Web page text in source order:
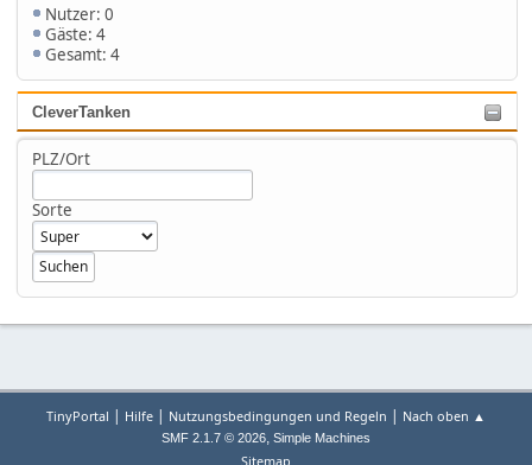
Nutzer: 0
Gäste: 4
Gesamt: 4
CleverTanken
PLZ/Ort
Sorte
TinyPortal | Hilfe | Nutzungsbedingungen und Regeln | Nach oben ▲
SMF 2.1.7 © 2026, Simple Machines
Sitemap